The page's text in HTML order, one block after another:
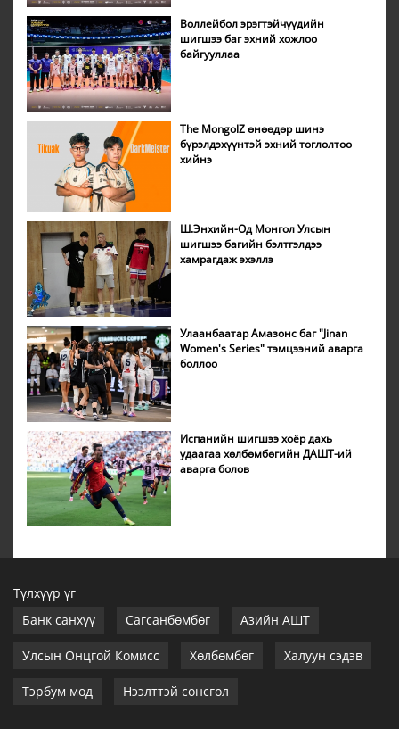
Воллейбол эрэгтэйчүүдийн
шигшээ баг эхний хожлоо
байгууллаа
The MongolZ өнөөдөр шинэ
бүрэлдэхүүнтэй эхний тоглолтоо
хийнэ
Ш.Энхийн-Од Монгол Улсын
шигшээ багийн бэлтгэлдээ
хамрагдаж эхэллэ
Улаанбаатар Амазонс баг "Jinan
Women's Series" тэмцээний аварга
боллоо
Испанийн шигшээ хоёр дахь
удаагаа хөлбөмбөгийн ДАШТ-ий
аварга болов
Түлхүүр үг
Банк санхүү
Сагсанбөмбөг Азийн АШТ
Улсын Онцгой Комисс Хөлбөмбөг Халуун сэдэв
Тэрбум мод Нээлттэй сонсгол